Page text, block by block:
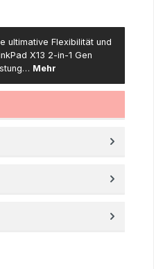
ultimative Flexibilität und
X13 2-in-1 Gen
Mehr